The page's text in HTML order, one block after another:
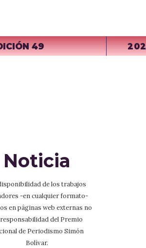
49
Noticia
de los trabajos
-en cualquier formato-
en páginas web externas no
del Premio
de Periodismo Simón
Bolívar.